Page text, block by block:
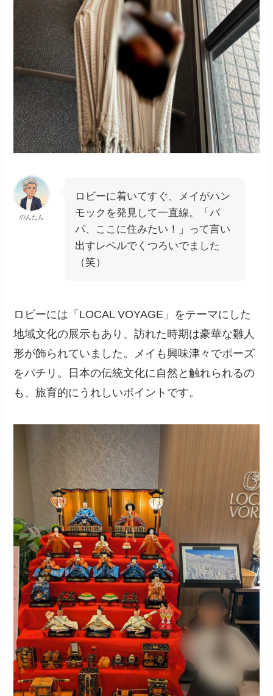
のんたん
ロビーに着いてすぐ、メイがハン
モックを発見して一直線。「パ
パ、ここに住みたい！」って言い
出すレベルでくつろいでました
（笑）
ロビーには「LOCAL VOYAGE」をテーマにした
地域文化の展示もあり、訪れた時期は豪華な雛人
形が飾られていました。メイも興味津々でポーズ
をパチリ。日本の伝統文化に自然と触れられるの
も、旅育的にうれしいポイントです。